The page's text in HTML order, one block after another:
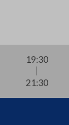
19:30
21:30